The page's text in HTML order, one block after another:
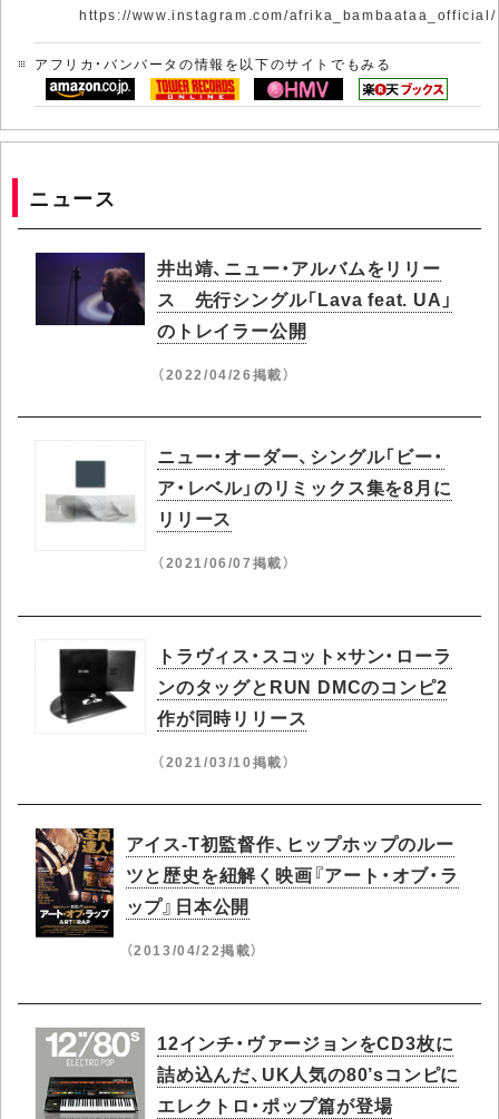
https://www.instagram.com/afrika_bambaataa_official/
アフリカ・バンバータの情報を以下のサイトでもみる
ニュース
井出靖、ニュー・アルバムをリリー
ス 先行シングル「Lava feat. UA」
のトレイラー公開
（2022/04/26掲載）
ニュー・オーダー、シングル「ビー・
ア・レベル」のリミックス集を8月に
リリース
（2021/06/07掲載）
トラヴィス・スコット×サン・ローラ
ンのタッグとRUN DMCのコンピ2
作が同時リリース
（2021/03/10掲載）
アイス-T初監督作、ヒップホップのルー
ツと歴史を紐解く映画『アート・オブ・ラ
ップ』日本公開
（2013/04/22掲載）
12インチ・ヴァージョンをCD3枚に
詰め込んだ、UK人気の80’sコンピに
エレクトロ・ポップ篇が登場